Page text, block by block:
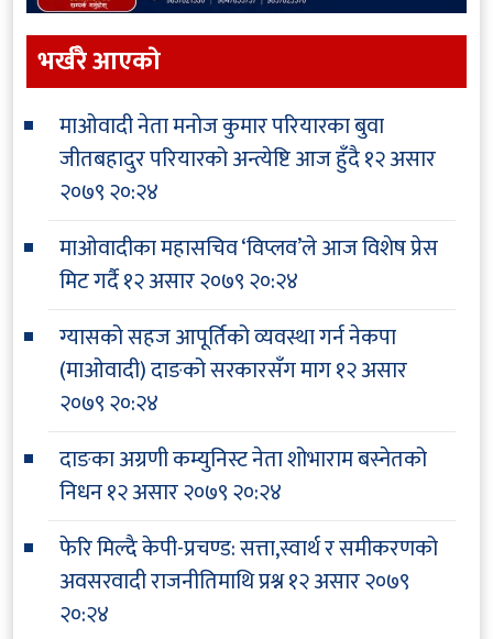
भर्खरै आएकाे
माओवादी नेता मनोज कुमार परियारका बुवा
जीतबहादुर परियारको अन्त्येष्टि आज हुँदै१२ असार
२०७९ २०:२४
माओवादीका महासचिव ‘विप्लव’ले आज विशेष प्रेस
मिट गर्दै१२ असार २०७९ २०:२४
ग्यासको सहज आपूर्तिको व्यवस्था गर्न नेकपा
(माओवादी) दाङको सरकारसँग माग१२ असार
२०७९ २०:२४
दाङका अग्रणी कम्युनिस्ट नेता शोभाराम बस्नेतको
निधन१२ असार २०७९ २०:२४
फेरि मिल्दै केपी-प्रचण्ड: सत्ता,स्वार्थ र समीकरणको
अवसरवादी राजनीतिमाथि प्रश्न१२ असार २०७९
२०:२४